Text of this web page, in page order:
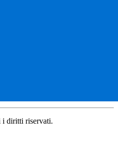
diritti riservati.